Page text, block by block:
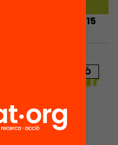
Anuari 2015
PUBLICACIÓ